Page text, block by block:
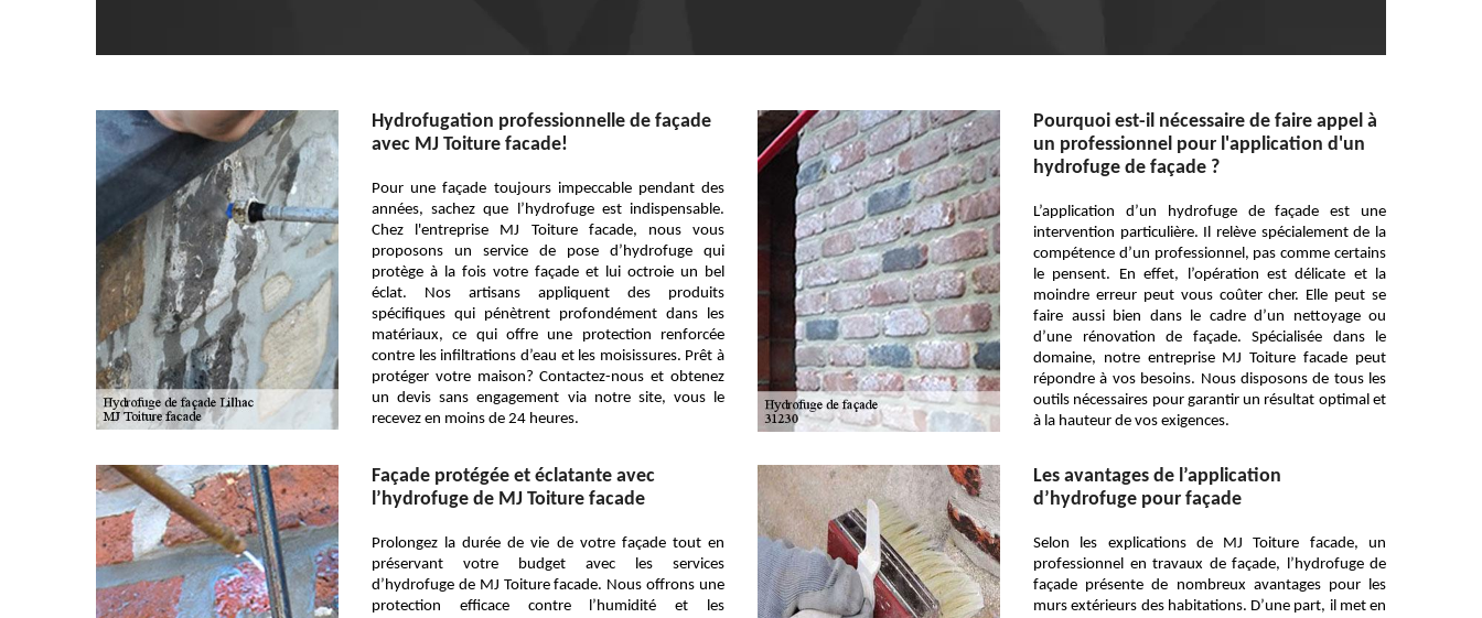
Hydrofugation professionnelle de façade
avec MJ Toiture facade!
Pour une façade toujours impeccable pendant des
années, sachez que l’hydrofuge est indispensable.
Chez l'entreprise MJ Toiture facade, nous vous
proposons un service de pose d’hydrofuge qui
protège à la fois votre façade et lui octroie un bel
éclat. Nos artisans appliquent des produits
spécifiques qui pénètrent profondément dans les
matériaux, ce qui offre une protection renforcée
contre les infiltrations d’eau et les moisissures. Prêt à
protéger votre maison? Contactez-nous et obtenez
un devis sans engagement via notre site, vous le
recevez en moins de 24 heures.
Pourquoi est-il nécessaire de faire appel à
un professionnel pour l'application d'un
hydrofuge de façade ?
L’application d’un hydrofuge de façade est une
intervention particulière. Il relève spécialement de la
compétence d’un professionnel, pas comme certains
le pensent. En effet, l’opération est délicate et la
moindre erreur peut vous coûter cher. Elle peut se
faire aussi bien dans le cadre d’un nettoyage ou
d’une rénovation de façade. Spécialisée dans le
domaine, notre entreprise MJ Toiture facade peut
répondre à vos besoins. Nous disposons de tous les
outils nécessaires pour garantir un résultat optimal et
à la hauteur de vos exigences.
Façade protégée et éclatante avec
l’hydrofuge de MJ Toiture facade
Prolongez la durée de vie de votre façade tout en
préservant votre budget avec les services
d’hydrofuge de MJ Toiture facade. Nous offrons une
protection efficace contre l’humidité et les
Les avantages de l’application
d’hydrofuge pour façade
Selon les explications de MJ Toiture facade, un
professionnel en travaux de façade, l’hydrofuge de
façade présente de nombreux avantages pour les
murs extérieurs des habitations. D’une part, il met en